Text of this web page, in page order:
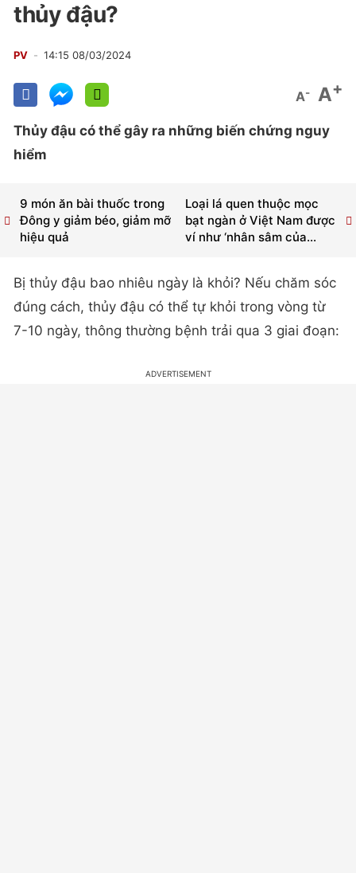
thủy đậu?
PV 14:15 08/03/2024
A- A+
Thủy đậu có thể gây ra những biến chứng nguy
hiểm
Loại lá quen thuộc mọc
bạt ngàn ở Việt Nam được
ví như ‘nhân sâm của...
9 món ăn bài thuốc trong
Đông y giảm béo, giảm mỡ
hiệu quả
Bị thủy đậu bao nhiêu ngày là khỏi? Nếu chăm sóc
đúng cách, thủy đậu có thể tự khỏi trong vòng từ
7-10 ngày, thông thường bệnh trải qua 3 giai đoạn: